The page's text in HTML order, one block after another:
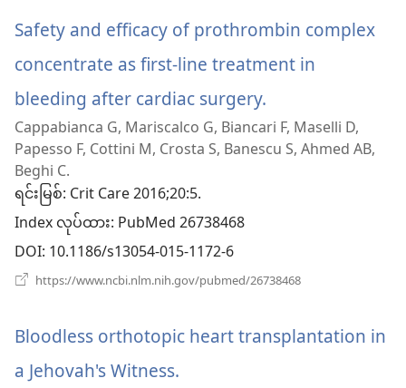
တယ်)
နေ
ပါ
တယ်)
Safety and efficacy of prothrombin complex
concentrate as first-line treatment in
bleeding after cardiac surgery.
အသစ်
ပါ
Cappabianca G, Mariscalco G, Biancari F, Maselli D,
Papesso F, Cottini M, Crosta S, Banescu S, Ahmed AB,
Beghi C.
ရင်းမြစ်‎: Crit Care 2016;20:5.
Index လုပ်ထား‎: PubMed 26738468
DOI‎: 10.1186/s13054-015-1172-6
https://www.ncbi.nlm.nih.gov/pubmed/26738468
နေ
Bloodless orthotopic heart transplantation in
a Jehovah's Witness.